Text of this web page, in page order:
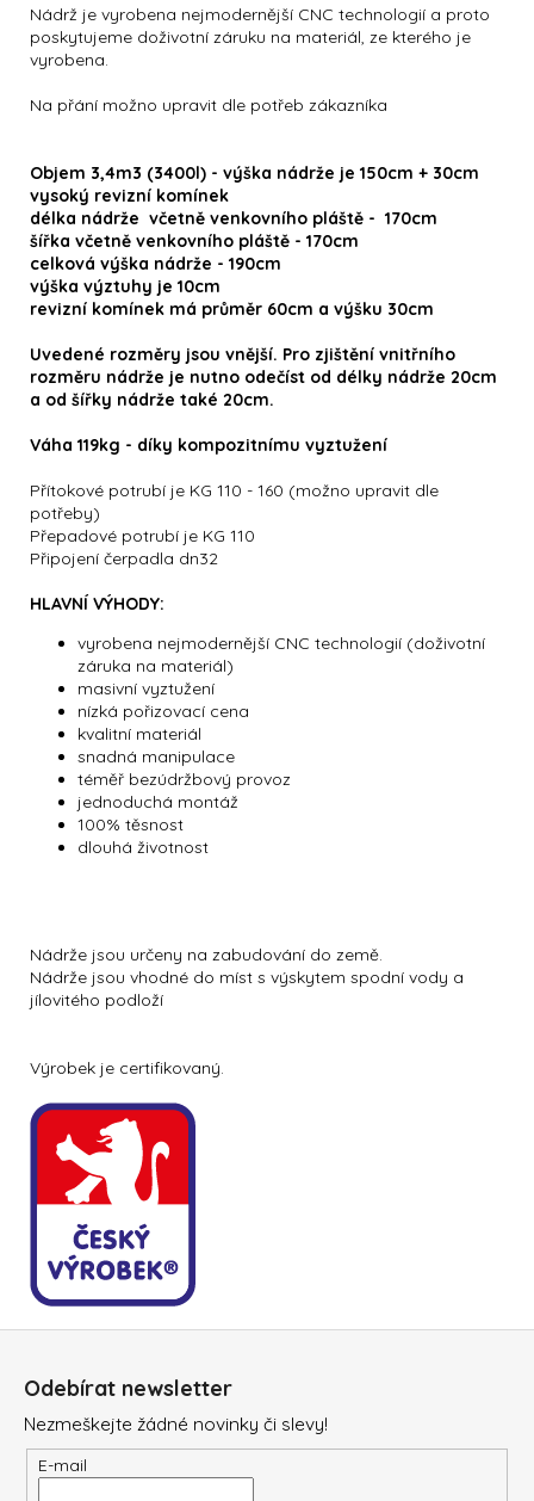
Nádrž je vyrobena nejmodernější CNC technologií a proto
poskytujeme doživotní záruku na materiál, ze kterého je
vyrobena.
Na přání možno upravit dle potřeb zákazníka
Objem 3,4m3 (3400l) - výška nádrže je 150cm + 30cm
vysoký revizní komínek
délka nádrže včetně venkovního pláště - 170cm
šířka včetně venkovního pláště - 170cm
celková výška nádrže - 190cm
výška výztuhy je 10cm
revizní komínek má průměr 60cm a výšku 30cm
Uvedené rozměry jsou vnější. Pro zjištění vnitřního
rozměru nádrže je nutno odečíst od délky nádrže 20cm
a od šířky nádrže také 20cm.
Váha 119kg - díky kompozitnímu vyztužení
Přítokové potrubí je KG 110 - 160 (možno upravit dle
potřeby)
Přepadové potrubí je KG 110
Připojení čerpadla dn32
HLAVNÍ VÝHODY:
vyrobena nejmodernější CNC technologií (doživotní
záruka na materiál)
masivní vyztužení
nízká pořizovací cena
kvalitní materiál
snadná manipulace
téměř bezúdržbový provoz
jednoduchá montáž
100% těsnost
dlouhá životnost
Nádrže jsou určeny na zabudování do země.
Nádrže jsou vhodné do míst s výskytem spodní vody a
jílovitého podloží
Výrobek je certifikovaný.
Odebírat newsletter
Nezmeškejte žádné novinky či slevy!
E-mail